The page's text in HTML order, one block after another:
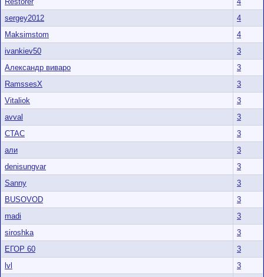
sergey2012
4
Maksimstom
4
ivankiev50
3
Александр виваро
3
RamssesX
3
Vitaliok
3
avval
3
CTAC
3
али
3
denisungvar
3
Sanny
3
BUSOVOD
3
madi
3
siroshka
3
ЕГОР 60
3
lvl
3